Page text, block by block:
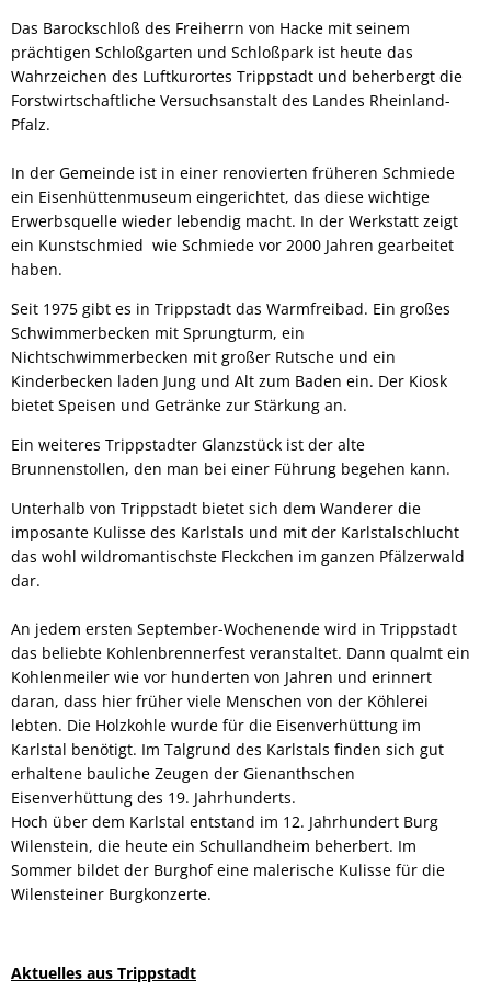
Das Barockschloß des Freiherrn von Hacke mit seinem
prächtigen Schloßgarten und Schloßpark ist heute das
Wahrzeichen des Luftkurortes Trippstadt und beherbergt die
Forstwirtschaftliche Versuchsanstalt des Landes Rheinland-
Pfalz.
In der Gemeinde ist in einer renovierten früheren Schmiede
ein Eisenhüttenmuseum eingerichtet, das diese wichtige
Erwerbsquelle wieder lebendig macht. In der Werkstatt zeigt
ein Kunstschmied wie Schmiede vor 2000 Jahren gearbeitet
haben.
Seit 1975 gibt es in Trippstadt das Warmfreibad. Ein großes
Schwimmerbecken mit Sprungturm, ein
Nichtschwimmerbecken mit großer Rutsche und ein
Kinderbecken laden Jung und Alt zum Baden ein. Der Kiosk
bietet Speisen und Getränke zur Stärkung an.
Ein weiteres Trippstadter Glanzstück ist der alte
Brunnenstollen, den man bei einer Führung begehen kann.
Unterhalb von Trippstadt bietet sich dem Wanderer die
imposante Kulisse des Karlstals und mit der Karlstalschlucht
das wohl wildromantischste Fleckchen im ganzen Pfälzerwald
dar.
An jedem ersten September-Wochenende wird in Trippstadt
das beliebte Kohlenbrennerfest veranstaltet. Dann qualmt ein
Kohlenmeiler wie vor hunderten von Jahren und erinnert
daran, dass hier früher viele Menschen von der Köhlerei
lebten. Die Holzkohle wurde für die Eisenverhüttung im
Karlstal benötigt. Im Talgrund des Karlstals finden sich gut
erhaltene bauliche Zeugen der Gienanthschen
Eisenverhüttung des 19. Jahrhunderts.
Hoch über dem Karlstal entstand im 12. Jahrhundert Burg
Wilenstein, die heute ein Schullandheim beherbert. Im
Sommer bildet der Burghof eine malerische Kulisse für die
Wilensteiner Burgkonzerte.
Aktuelles aus Trippstadt